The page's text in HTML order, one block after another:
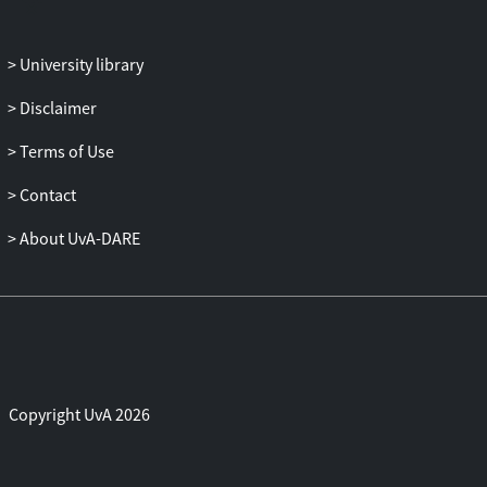
University library
Disclaimer
Terms of Use
Contact
About UvA-DARE
Copyright UvA 2026